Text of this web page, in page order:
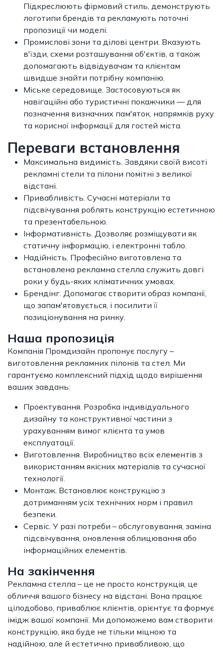
Підкреслюють фірмовий стиль, демонструють
логотипи брендів та рекламують поточні
пропозиції чи моделі.
Промислові зони та ділові центри. Вказують
в'їзди, схеми розташування об'єктів, а також
допомагають відвідувачам та клієнтам
швидше знайти потрібну компанію.
Міське середовище. Застосовуються як
навігаційні або туристичні покажчики — для
позначення визначних пам'яток, напрямків руху
та корисної інформації для гостей міста.
Переваги встановлення
Максимальна видимість. Завдяки своїй висоті
рекламні стели та пілони помітні з великої
відстані.
Привабливість. Сучасні матеріали та
підсвічування роблять конструкцію естетичною
та презентабельною.
Інформативність. Дозволяє розміщувати як
статичну інформацію, і електронні табло.
Надійність. Професійно виготовлена та
встановлена рекламна стелла служить довгі
роки у будь-яких кліматичних умовах.
Брендінг. Допомагає створити образ компанії,
що запам'ятовується, і посилити її
позиціонування на ринку.
Наша пропозиція
Компанія Промдизайн пропонує послугу –
виготовлення рекламних пілонів та стел. Ми
гарантуємо комплексний підхід щодо вирішення
ваших завдань:
Проектування. Розробка індивідуального
дизайну та конструктивної частини з
урахуванням вимог клієнта та умов
експлуатації.
Виготовлення. Виробництво всіх елементів з
використанням якісних матеріалів та сучасної
технології.
Монтаж. Встановлює конструкцію з
дотриманням усіх технічних норм і правил
безпеки.
Сервіс. У разі потреби – обслуговування, заміна
підсвічування, оновлення облицювання або
інформаційних елементів.
На закінчення
Рекламна стелла – це не просто конструкція, це
обличчя вашого бізнесу на відстані. Вона працює
цілодобово, приваблює клієнтів, орієнтує та формує
імідж вашої компанії. Ми допоможемо вам створити
конструкцію, яка буде не тільки міцною та
надійною, але й естетично привабливою, що